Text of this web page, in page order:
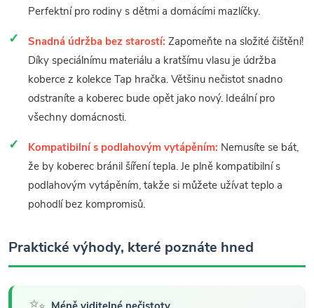
Perfektní pro rodiny s dětmi a domácími mazlíčky.
Snadná údržba bez starostí: Zapomeňte na složité čištění!
Díky speciálnímu materiálu a kratšímu vlasu je údržba
koberce z kolekce Tap hračka. Většinu nečistot snadno
odstraníte a koberec bude opět jako nový. Ideální pro
všechny domácnosti.
Kompatibilní s podlahovým vytápěním: Nemusíte se bát,
že by koberec bránil šíření tepla. Je plně kompatibilní s
podlahovým vytápěním, takže si můžete užívat teplo a
pohodlí bez kompromisů.
Praktické výhody, které poznáte hned